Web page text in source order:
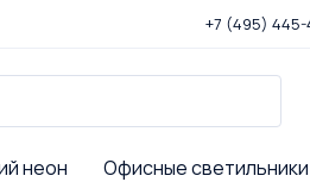
+7 (495)
неон Офисные светильники